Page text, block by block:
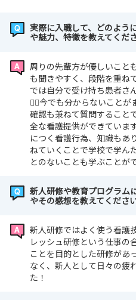
実際に入職して、どのよう
や魅力、特徴を教えてくだ
周りの先輩方が優しいこと
も聞きやすく、段階を重ね
では自分で受け持ち患者さ
💁‍♀️今でも分からないこと
確認も兼ねて質問すること
全な看護提供ができていま
につく看護行為、知識もあ
ねていくことで学校で学ん
とのないことも学ぶことが
新人研修や教育プログラム
やその感想を教えてください
新人研修ではよく使う看護
レッシュ研修という仕事の
ことを目的とした研修があ
なく、新人として日々の疲
た！